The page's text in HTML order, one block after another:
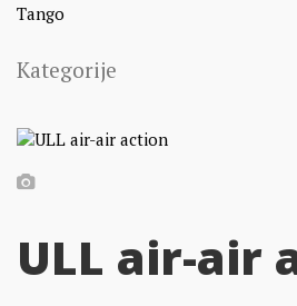
Tango
Kategorije
ULL air-air